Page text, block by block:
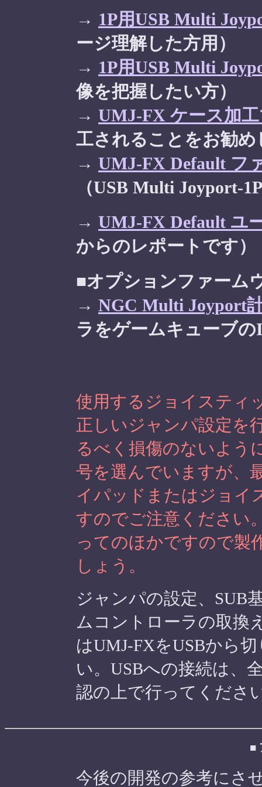
→ 1P用USB Multi
ージ理解した方用）
→ 1P用USB Multi
像を把握したい方）
→ UMJ-FX ケース加
工されることをお勧め
→ UMJ-FX Default フ
（USB Multi Joyport-
→ UMJ-FX Default ユ
からのレポートです）
■オプションファーム
→ NGC Multi Joyport
ラをゲームキューブ
使用するジョイスティ
正しいジャンパ設定を
るべく損傷のないよう
号を選んでいますが、
イパッドまたはジョイ
すのでご注意ください
ってのほかですので製
しょう。
ジャンパの設定、SUB
ムコントローラの取換
はUMJ-FXをUSBから
い。USBへの接続は、
認の上で行ってくださ
■
今後の開発の参考にさ